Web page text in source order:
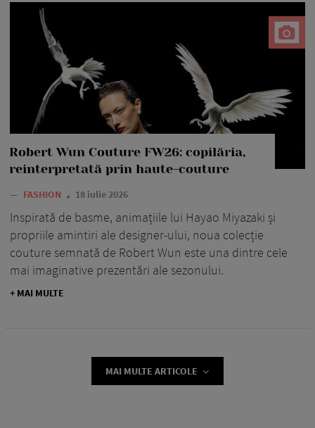
Robert Wun Couture FW26: copilăria,
reinterpretată prin haute-couture
— FASHION 18 iulie 2026
Inspirată de basme, animațiile lui Hayao Miyazaki și
propriile amintiri ale designer-ului, noua colecție
couture semnată de Robert Wun este una dintre cele
mai imaginative prezentări ale sezonului.
+ MAI MULTE
MAI MULTE ARTICOLE